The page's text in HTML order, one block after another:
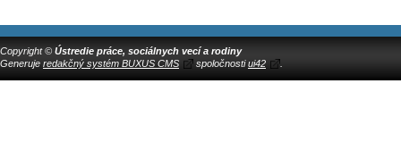
Copyright © Ústredie práce, sociálnych vecí a rodiny
Generuje redakčný systém BUXUS CMS spoločnostiui42